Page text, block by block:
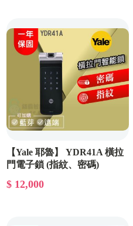
【Yale 耶魯】 YDR41A 橫拉
門電子鎖 (指紋、密碼)
$ 12,000